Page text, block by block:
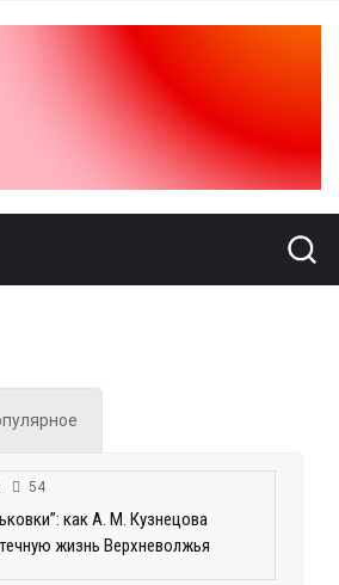
54
как А. М. Кузнецова
жизнь Верхневолжья